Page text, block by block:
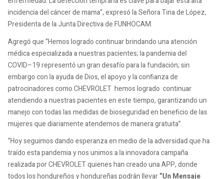
incidencia del cáncer de mama”, expresó la Señora Tina de López,
Presidenta de la Junta Directiva de FUNHOCAM.
Agregó que “Hemos logrado continuar brindando una atención
médica especializada a nuestras pacientes; la pandemia del
COVID–19 representó un gran desafío para la fundación; sin
embargo con la ayuda de Dios, el apoyo y la confianza de
patrocinadores como CHEVROLET hemos logrado continuar
atendiendo a nuestras pacientes en este tiempo, garantizando un
manejo con todas las medidas de bioseguridad en beneficio de las
mujeres que diariamente atendemos de manera gratuita”.
“Hoy seguimos dando esperanza en medio de la adversidad que ha
traído esta pandemia y nos unimos a la innovadora campaña
realizada por CHEVROLET quienes han creado una APP, donde
todos los hondureños y hondureñas podrán llevar“Un Mensaje